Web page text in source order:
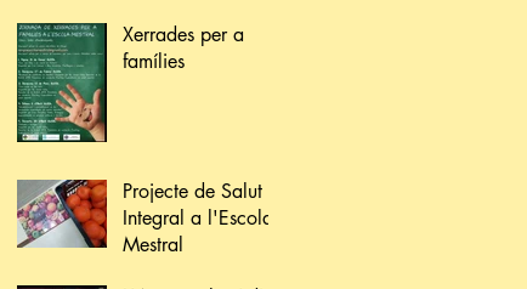
càmera?
Xerrades per a
famílies
Projecte de Salut
Integral a l'Escola
Mestral